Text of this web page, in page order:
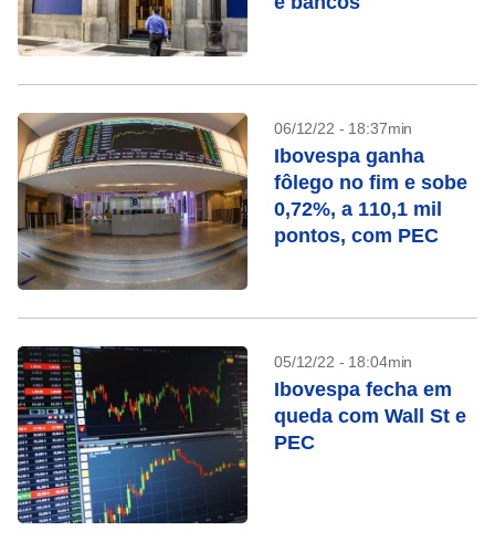
06/12/22 - 18:37min
Ibovespa ganha
fôlego no fim e sobe
0,72%, a 110,1 mil
pontos, com PEC
05/12/22 - 18:04min
Ibovespa fecha em
queda com Wall St e
PEC